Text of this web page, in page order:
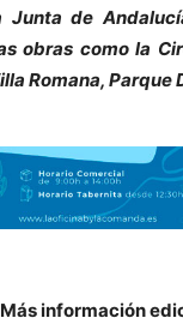
Junta de
obras como la
Romana, Parque
Más información